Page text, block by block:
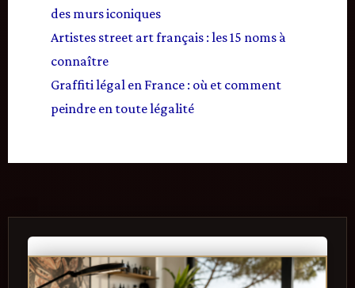
des murs iconiques
Artistes street art français : les 15 noms à
connaître
Graffiti légal en France : où et comment
peindre en toute légalité